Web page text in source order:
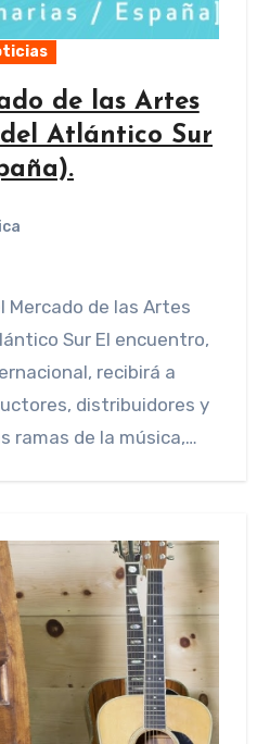
de las Artes
Atlántico Sur
Sur El encuentro,
recibirá a
distribuidores y
ramas de la música,…